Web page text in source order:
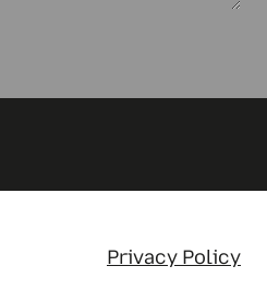
Privacy Policy